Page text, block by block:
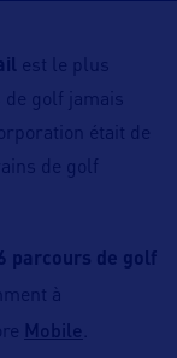
est le plus
de golf jamais
était de
de golf
parcours de golf
à
Mobile